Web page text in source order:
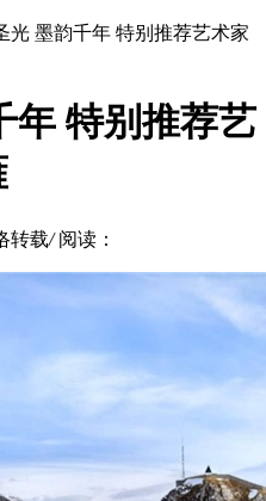
光 墨韵千年 特别推荐艺术家
年 特别推荐艺
转载/ 阅读：